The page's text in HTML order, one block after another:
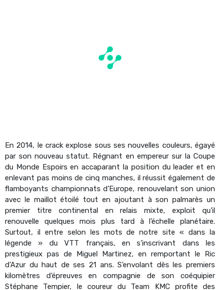
En 2014, le crack explose sous ses nouvelles couleurs, égayé
par son nouveau statut. Régnant en empereur sur la Coupe
du Monde Espoirs en accaparant la position du leader et en
enlevant pas moins de cinq manches, il réussit également de
flamboyants championnats d’Europe, renouvelant son union
avec le maillot étoilé tout en ajoutant à son palmarès un
premier titre continental en relais mixte, exploit qu’il
renouvelle quelques mois plus tard à l’échelle planétaire.
Surtout, il entre selon les mots de notre site « dans la
légende » du VTT français, en s’inscrivant dans les
prestigieux pas de Miguel Martinez, en remportant le Ric
d’Azur du haut de ses 21 ans. S’envolant dès les premiers
kilomètres d’épreuves en compagnie de son coéquipier
Stéphane Tempier, le coureur du Team KMC profite des